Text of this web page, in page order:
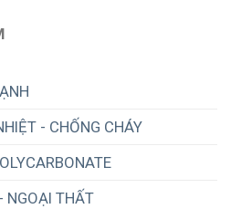
- CHỐNG CHÁY
NGOẠI THẤT